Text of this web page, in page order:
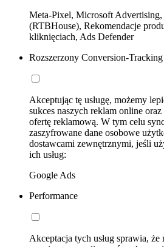
Meta-Pixel, Microsoft Advertising,
(RTBHouse), Rekomendacje
kliknięciach, Ads Defender
Rozszerzony Conversion-Tracking
Akceptując tę usługę, możemy
sukces naszych reklam online
ofertę reklamową. W tym celu
zaszyfrowane dane osobowe
dostawcami zewnętrznymi, jeśli
ich usług:
Google Ads
Performance
Akceptacja tych usług sprawia, że